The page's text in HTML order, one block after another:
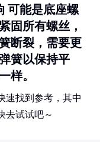
可能是底座螺
固所有螺丝，
断裂，需要更
簧以保持平
样。
速找到参考，其中
去试试吧～